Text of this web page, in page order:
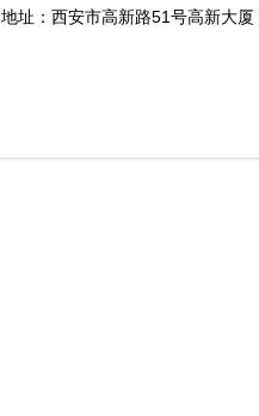
地址：西安市高新路51号高新大厦